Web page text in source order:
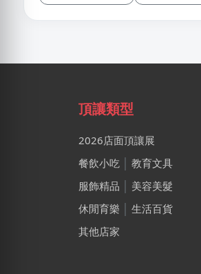
頂讓類型
2026店面頂讓展
餐飲小吃
教育文具
服飾精品
美容美髮
休閒育樂
生活百貨
其他店家